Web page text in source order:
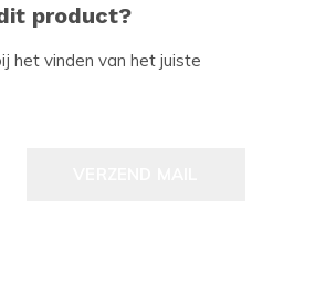
product?
het vinden van het juiste